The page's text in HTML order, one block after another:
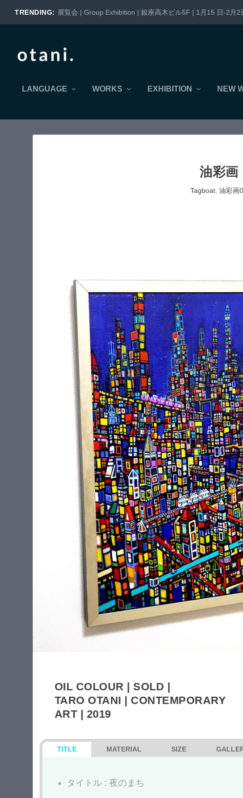
TRENDING: 展覧会 | Group Exhibition | 銀座高木ビル5F | 1月15 日-2月2
LANGUAGE WORKS EXHIBITION NEW
油彩画
Tagboat, 油彩画
OIL COLOUR | SOLD |
TARO OTANI | CONTEMPORARY
ART | 2019
TITLE MATERIAL SIZE
タイトル : 夜のまち